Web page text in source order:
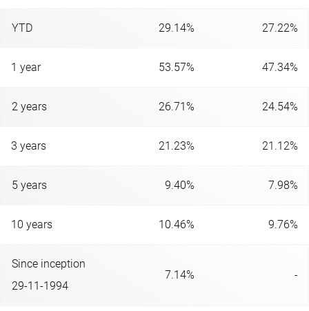
YTD 29.14% 27.22%
1 year 53.57% 47.34%
2 years 26.71% 24.54%
3 years 21.23% 21.12%
5 years 9.40% 7.98%
10 years 10.46% 9.76%
Since inception
29-11-1994
7.14% -